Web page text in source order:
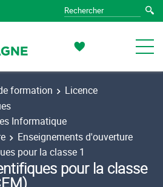
formation
Licence
Informatique
Enseignements d'ouverture
pour la classe 1
pour la classe